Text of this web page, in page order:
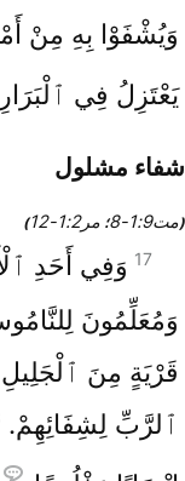
وَيُشْفَوْا بِهِ مِنْ
يَعْتَزِلُ فِي
شفاء مشلول
(مت9‏:1‏-8 ؛ مر2‏:1‏-12 )
17 وَفِي أَحَدِ
وَمُعَلِّمُونَ
قَرْيَةٍ مِنَ
ٱلرَّبِّ لِشِفَائِهِمْ.